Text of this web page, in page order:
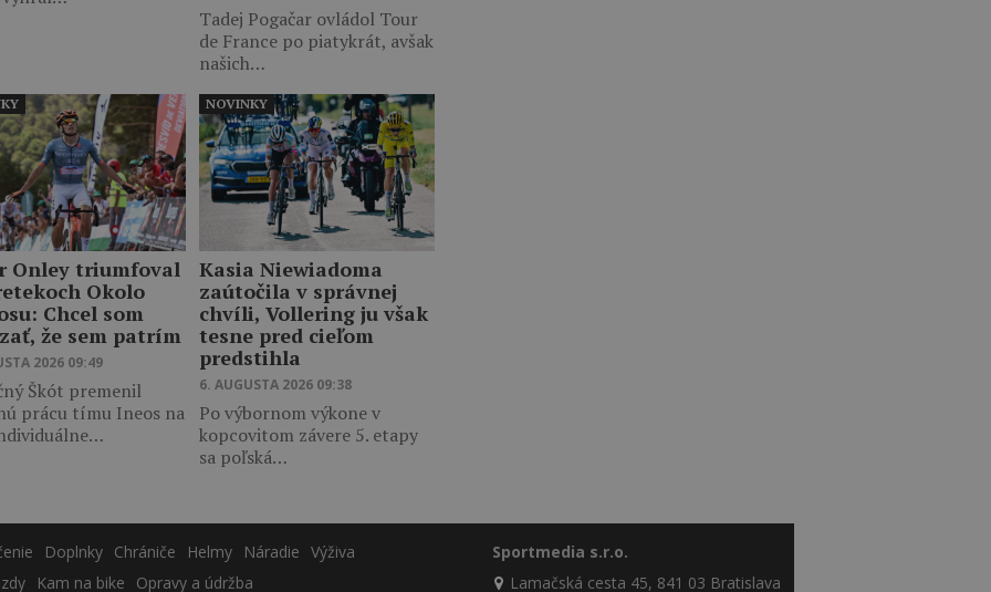
Tadej Pogačar ovládol Tour
de France po piatykrát, avšak
našich…
Onley triumfoval
Okolo
Chcel som
že sem patrím
2026 09:49
Škót premenil
prácu tímu Ineos na
Kasia Niewiadoma
zaútočila v správnej
chvíli, Vollering ju však
tesne pred cieľom
predstihla
6. AUGUSTA 2026 09:38
Po výbornom výkone v
kopcovitom závere 5. etapy
sa poľská…
NOVINKY
Doplnky Chrániče Helmy Náradie Výživa
Kam na bike Opravy a údržba
Sportmedia s.r.o.
Lamačská cesta 45, 841 03 Bratislava